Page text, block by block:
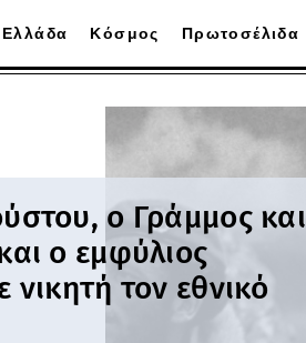
Ελλάδα Κόσμος Πρωτοσέλιδα
ο Γράμμος και
ο εμφύλιος
νικητή τον εθνικό